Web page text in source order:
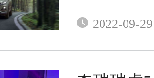
2022-09-29